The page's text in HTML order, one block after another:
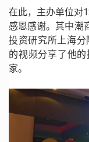
在此，主办单位对
感恩感谢。其中潮
投资研究所上海分
的视频分享了他
家。